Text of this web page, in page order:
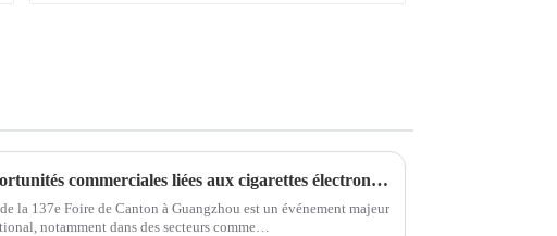
Exploration des opportunités commerciales liées aux cigarettes électroniques jetables à la Foire de Canton 2025
la 137e Foire de Canton à Guangzhou est un événement majeur
notamment dans des secteurs comme…